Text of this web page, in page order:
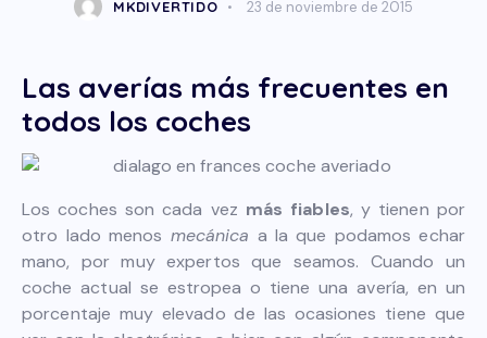
MKDIVERTIDO 23 de noviembre de 2015
Las averías más frecuentes en
todos los coches
Los coches son cada vez más fiables, y tienen por
otro lado menos mecánica a la que podamos echar
mano, por muy expertos que seamos. Cuando un
coche actual se estropea o tiene una avería, en un
porcentaje muy elevado de las ocasiones tiene que